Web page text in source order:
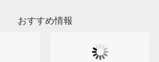
おすすめ情報